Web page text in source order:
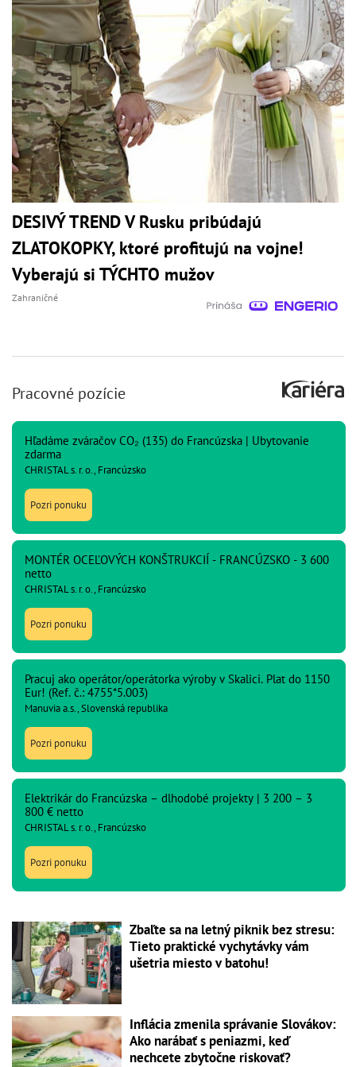
DESIVÝ TREND V Rusku pribúdajú
ZLATOKOPKY, ktoré profitujú na vojne!
Vyberajú si TÝCHTO mužov
Zahraničné
Pracovné pozície
Hľadáme zváračov CO₂ (135) do Francúzska | Ubytovanie
zdarma
CHRISTAL s. r. o., Francúzsko
Pozri ponuku
MONTÉR OCEĽOVÝCH KONŠTRUKCIÍ - FRANCÚZSKO - 3 600
netto
CHRISTAL s. r. o., Francúzsko
Pozri ponuku
Pracuj ako operátor/operátorka výroby v Skalici. Plat do 1150
Eur! (Ref. č.: 4755*5.003)
Manuvia a.s., Slovenská republika
Pozri ponuku
Elektrikár do Francúzska – dlhodobé projekty | 3 200 – 3
800 € netto
CHRISTAL s. r. o., Francúzsko
Pozri ponuku
Zbaľte sa na letný piknik bez stresu:
Tieto praktické vychytávky vám
ušetria miesto v batohu!
Inflácia zmenila správanie Slovákov:
Ako narábať s peniazmi, keď
nechcete zbytočne riskovať?